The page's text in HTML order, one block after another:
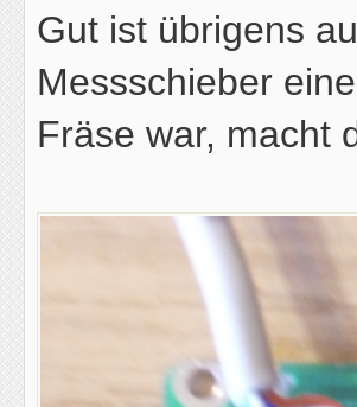
Gut ist übrigens
Messschieber
Fräse war, macht